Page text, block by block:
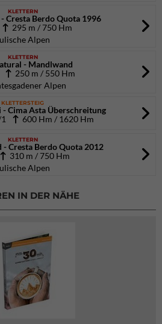
KLETTERN
Cresta Berdo Quota 1996
295 m / 750 Hm
Alpen
KLETTERN
- Mandlwand
250 m / 550 Hm
Alpen
KLETTERSTEIG
Cima Asta Überschreitung
1 600 Hm / 1620 Hm
KLETTERN
Cresta Berdo Quota 2012
310 m / 750 Hm
Alpen
IN DER NÄHE